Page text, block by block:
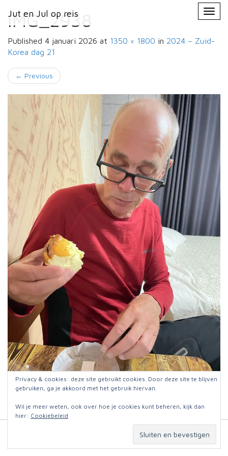
Jut en Jul op reis
Primary
Menu
Jut en Jul op reis
IMG_2938
Published 4 januari 2026 at 1350 × 1800 in 2024 – Zuid-
Korea dag 21
← Previous
Hieperdepiep hoera <3
Privacy & cookies: deze site gebruikt cookies. Door deze site te blijven
gebruiken, ga je akkoord met het gebruik hiervan.
Wil je meer weten, ook over hoe je cookies kunt beheren, kijk dan
hier: Cookiebeleid